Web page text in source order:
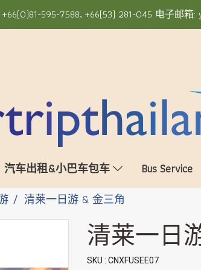
595-7588, +66(53) 281-045 电子邮箱:
汽车出租&小巴车包车 Bus Service
清莱一日游 & 金三角
清莱一日
SKU : CNXFUSEE07